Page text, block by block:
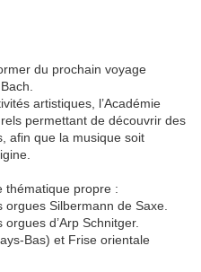
du prochain voyage
artistiques, l’Académie
permettant de découvrir des
afin que la musique soit
thématique propre :
Silbermann de Saxe.
d’Arp Schnitger.
Bas) et Frise orientale